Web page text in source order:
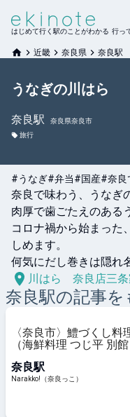
はじめて行く駅のことがわかる 行っ
近畿 奈良県 奈良駅
うなぎの川はら
奈良駅
奈良県奈良市
旅行
#うなぎ#弁当#国産#奈良
奈良で味わう、うなぎ
肉厚で歯ごたえのある
コロナ禍から始まった
しめます。
何気にだし巻きは隠れ
川はら 奈良店三条
奈良駅の記事を
〈奈良市〉鱧づくし料
（海鮮料理 つじ平 別
Narakko!（奈良っこ）
奈良駅
Narakko!（奈良っこ）